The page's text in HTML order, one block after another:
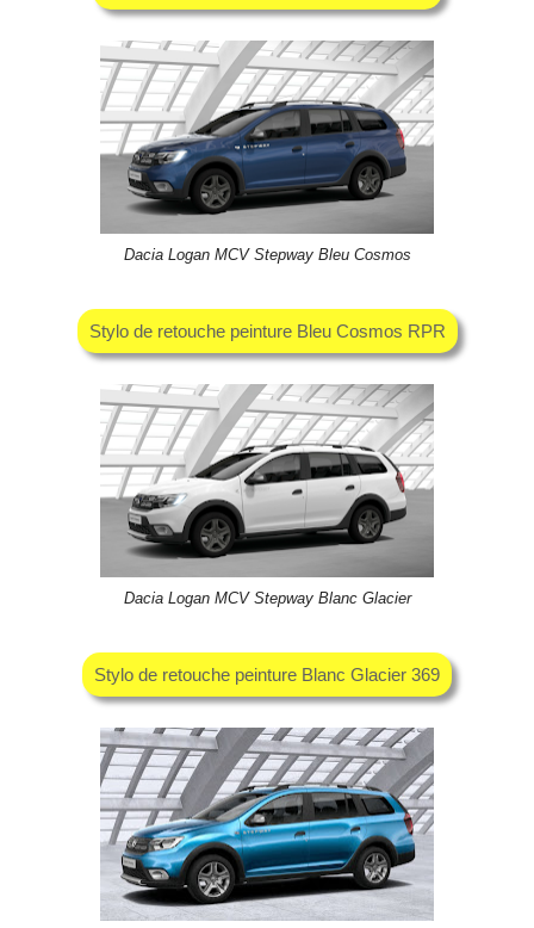
Dacia Logan MCV Stepway Bleu Cosmos
Stylo de retouche peinture Bleu Cosmos RPR
Dacia Logan MCV Stepway Blanc Glacier
Stylo de retouche peinture Blanc Glacier 369